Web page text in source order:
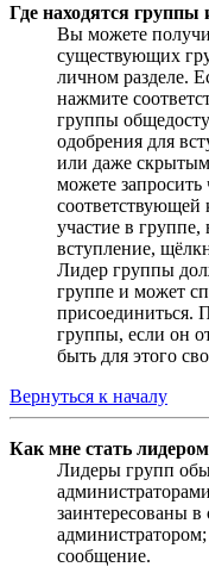
Где находятся группы
Вы можете
существующих
личном разделе.
нажмите
группы
одобрения для
или даже
можете
соответствующей
участие в
вступление,
Лидер группы
группе и может
присоединиться.
группы, если он
быть для этого
Вернуться к началу
Как мне стать
Лидеры групп
заинтересованы в
сообщение.